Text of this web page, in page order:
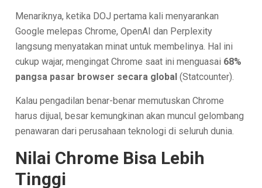
Menariknya, ketika DOJ pertama kali menyarankan
Google melepas Chrome, OpenAI dan Perplexity
langsung menyatakan minat untuk membelinya. Hal ini
cukup wajar, mengingat Chrome saat ini menguasai 68%
pangsa pasar browser secara global (Statcounter).
Kalau pengadilan benar-benar memutuskan Chrome
harus dijual, besar kemungkinan akan muncul gelombang
penawaran dari perusahaan teknologi di seluruh dunia.
Nilai Chrome Bisa Lebih
Tinggi